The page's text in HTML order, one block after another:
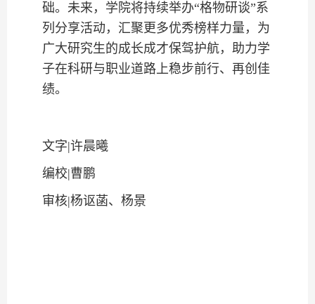
础。未来，学院将持续举办“格物研谈”系
列分享活动，汇聚更多优秀榜样力量，为
广大研究生的成长成才保驾护航，助力学
子在科研与职业道路上稳步前行、再创佳
绩。
文字|许晨曦
编校|曹鹏
审核|杨讴菡、杨景